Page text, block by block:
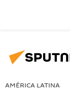
AMÉRICA LATINA